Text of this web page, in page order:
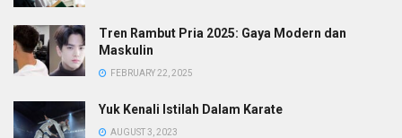
Tren Rambut Pria 2025: Gaya Modern dan
Maskulin
FEBRUARY 22, 2025
Yuk Kenali Istilah Dalam Karate
AUGUST 3, 2023